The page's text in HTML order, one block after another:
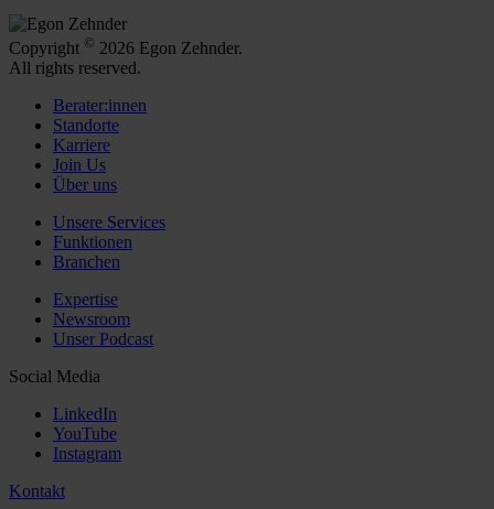
Copyright © 2026 Egon Zehnder.
All rights reserved.
Berater:innen
Standorte
Karriere
Join Us
Über uns
Unsere Services
Funktionen
Branchen
Expertise
Newsroom
Unser Podcast
Social Media
LinkedIn
YouTube
Instagram
Kontakt